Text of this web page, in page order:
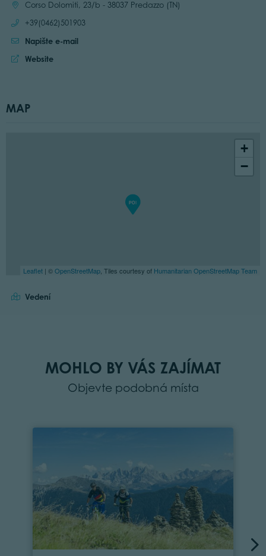
Location:Corso Dolomiti, 23/b - 38037 Predazzo (TN)
Call:
+39(0462)501903
Napište e-mail
Website:
Website
MAP
+
−
Leaflet | ©OpenStreetMap, Tiles courtesy of Humanitarian OpenStreetMap Team
Vedení
MOHLO BY VÁS ZAJÍMAT
Objevte podobná místa